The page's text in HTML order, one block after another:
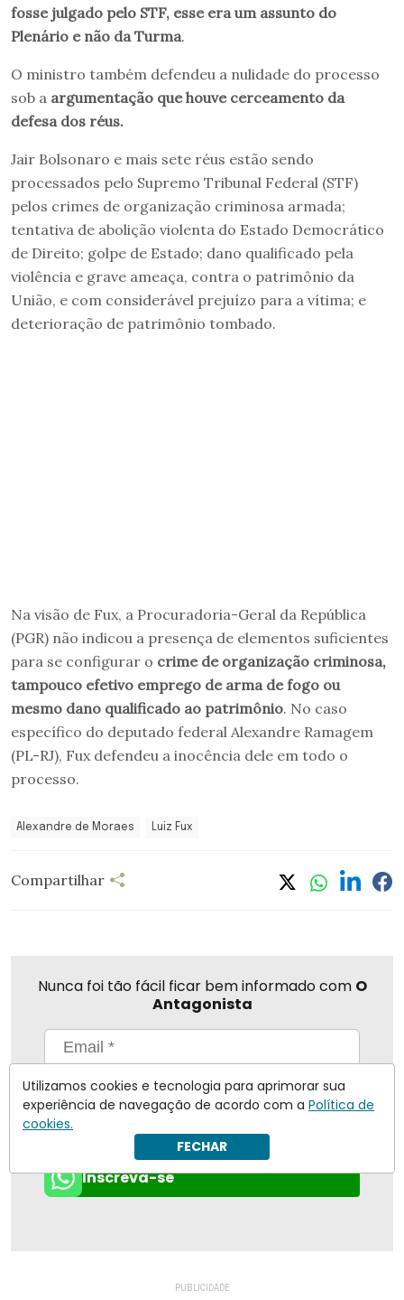
fosse julgado pelo STF, esse era um assunto do
Plenário e não da Turma.
O ministro também defendeu a nulidade do processo
sob a argumentação que houve cerceamento da
defesa dos réus.
Jair Bolsonaro e mais sete réus estão sendo
processados pelo Supremo Tribunal Federal (STF)
pelos crimes de organização criminosa armada;
tentativa de abolição violenta do Estado Democrático
de Direito; golpe de Estado; dano qualificado pela
violência e grave ameaça, contra o patrimônio da
União, e com considerável prejuízo para a vítima; e
deterioração de patrimônio tombado.
Na visão de Fux, a Procuradoria-Geral da República
(PGR) não indicou a presença de elementos suficientes
para se configurar o crime de organização criminosa,
tampouco efetivo emprego de arma de fogo ou
mesmo dano qualificado ao patrimônio. No caso
específico do deputado federal Alexandre Ramagem
(PL-RJ), Fux defendeu a inocência dele em todo o
processo.
Alexandre de Moraes Luiz Fux
Compartilhar
Nunca foi tão fácil ficar bem informado com O
Antagonista
Eu concordo em receber notificações | Para obter mais
informações reveja nossa
Política de Privacidade
Enviar
Inscreva-se
Utilizamos cookies e tecnologia para aprimorar sua
experiência de navegação de acordo com a Política de
cookies.
FECHAR